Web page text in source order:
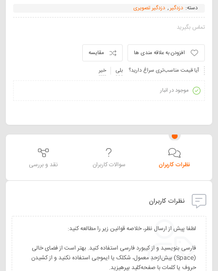
دسته: دزدگیر, دزدگیر تصویری
تماس بگیرید
مقایسه
افزودن به علاقه مندی ها
آیا قیمت مناسب‌تری سراغ دارید؟
بلی خیر
موجود در انبار
نظرات کاربران سوالات کاربران نقد و بررسی
نظرات کاربران
فارسی بنویسید و از کیبورد فارسی استفاده کنید. بهتر است از فضای خالی
(Space) بیش‌از‌حدِ معمول، شکلک یا ایموجی استفاده نکنید و از کشیدن